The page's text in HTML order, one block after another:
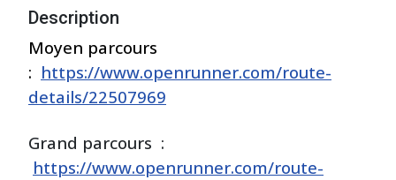
Description
Moyen parcours
: https://www.openrunner.com/route-
details/22507969
Grand parcours :
https://www.openrunner.com/route-